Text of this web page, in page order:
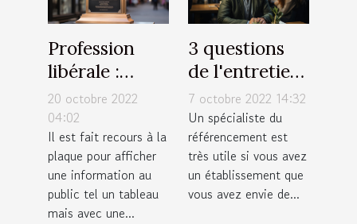
Profession
libérale :
Afficher une
plaque
expressive!
20 octobre 2022
04:02
Il est fait recours à la
plaque pour afficher
une information au
public tel un tableau
mais avec une...
3 questions
de l'entretien
d'embauche
d'un
spécialiste
SEO
7 octobre 2022 14:32
Un spécialiste du
référencement est
très utile si vous avez
un établissement que
vous avez envie de...